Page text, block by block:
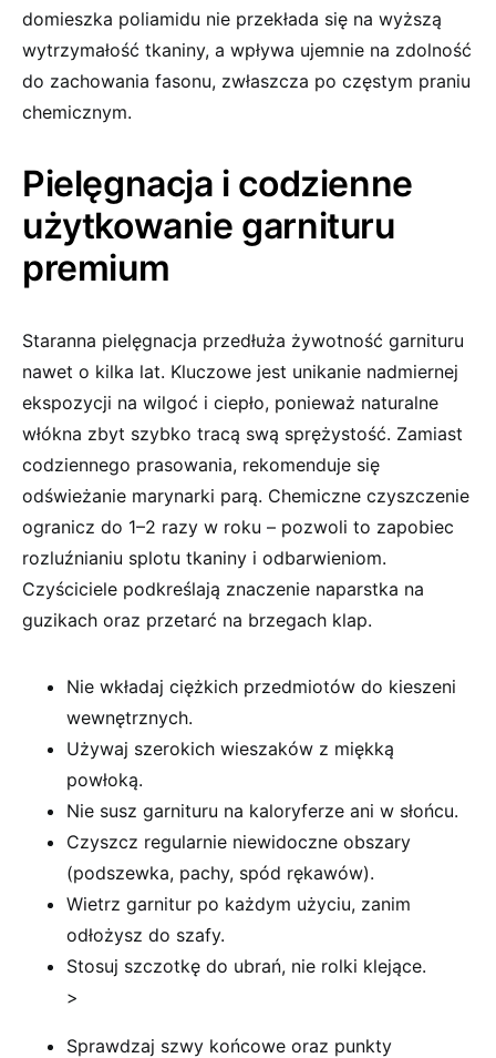
domieszka poliamidu nie przekłada się na wyższą
wytrzymałość tkaniny, a wpływa ujemnie na zdolność
do zachowania fasonu, zwłaszcza po częstym praniu
chemicznym.
Pielęgnacja i codzienne
użytkowanie garnituru
premium
Staranna pielęgnacja przedłuża żywotność garnituru
nawet o kilka lat. Kluczowe jest unikanie nadmiernej
ekspozycji na wilgoć i ciepło, ponieważ naturalne
włókna zbyt szybko tracą swą sprężystość. Zamiast
codziennego prasowania, rekomenduje się
odświeżanie marynarki parą. Chemiczne czyszczenie
ogranicz do 1–2 razy w roku – pozwoli to zapobiec
rozluźnianiu splotu tkaniny i odbarwieniom.
Czyściciele podkreślają znaczenie naparstka na
guzikach oraz przetarć na brzegach klap.
Nie wkładaj ciężkich przedmiotów do kieszeni
wewnętrznych.
Używaj szerokich wieszaków z miękką
powłoką.
Nie susz garnituru na kaloryferze ani w słońcu.
Czyszcz regularnie niewidoczne obszary
(podszewka, pachy, spód rękawów).
Wietrz garnitur po każdym użyciu, zanim
odłożysz do szafy.
Stosuj szczotkę do ubrań, nie rolki klejące.
>
Sprawdzaj szwy końcowe oraz punkty